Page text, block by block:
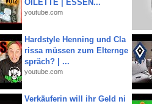
OILETTE | ESSEN...
youtube.com
Hardstyle Henning und Cla
rissa müssen zum Elternge
spräch? | ...
youtube.com
Verkäuferin will ihr Geld ni